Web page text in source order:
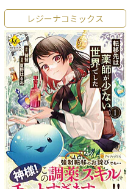
レジーナコミックス